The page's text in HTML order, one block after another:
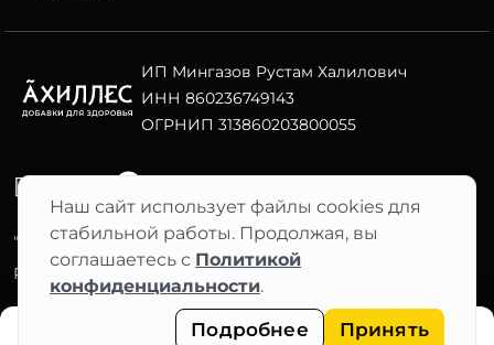
Фильтры
Наш сайт использует файлы cookies для
стабильной работы. Продолжая, вы
соглашаетесь с Политикой
конфиденциальности.
Подробнее Принять
ИП Мингазов Рустам Халилович
ИНН 860236749143
ОГРНИП 313860203800055
"АХИЛЛЕС" 2012–2026 ©
Разработка сайта Nuts Digital